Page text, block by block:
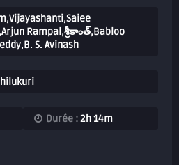
Rampal,శ్రీకాంత్,Babloo
S. Avinash
Durée :2h 14m